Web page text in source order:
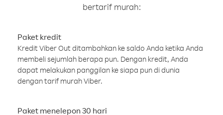
bertarif murah:
Paket kredit
Kredit Viber Out ditambahkan ke saldo Anda ketika Anda
membeli sejumlah berapa pun. Dengan kredit, Anda
dapat melakukan panggilan ke siapa pun di dunia
dengan tarif murah Viber.
Paket menelepon 30 hari